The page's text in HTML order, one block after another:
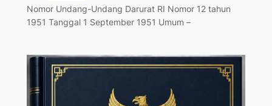
Nomor Undang-Undang Darurat RI Nomor 12 tahun
1951 Tanggal 1 September 1951 Umum –